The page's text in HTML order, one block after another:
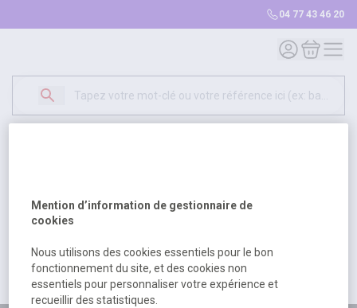
04 77 43 46 20
Mon compte
Mon
500
excuser pour la gêne occasionée.
Retour Retour à l'accueil
Mention d’information de gestionnaire de
cookies
Nous utilisons des cookies essentiels pour le bon
fonctionnement du site, et des cookies non
essentiels pour personnaliser votre expérience et
recueillir des statistiques.